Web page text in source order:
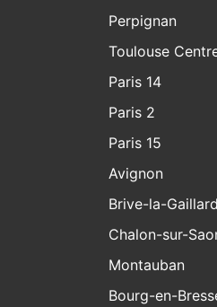
Perpignan
Toulouse
Paris 14
Paris 2
Paris 15
Avignon
Brive-la-
Chalon-sur-
Montauban
Bourg-en-